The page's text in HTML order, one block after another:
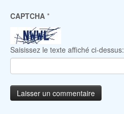
CAPTCHA *
Saisissez le texte affiché ci-dessus: